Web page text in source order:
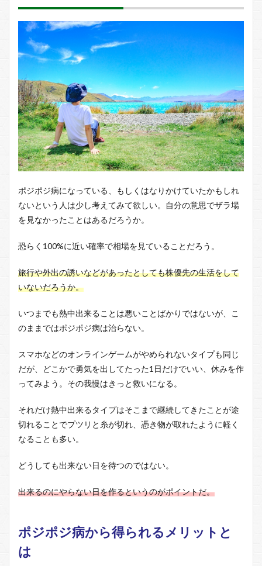
ポジポジ病になっている、もしくはなりかけていたかもしれ
ないという人は少し考えてみて欲しい。自分の意思でザラ場
を見なかったことはあるだろうか。
恐らく100%に近い確率で相場を見ていることだろう。
旅行や外出の誘いなどがあったとしても株優先の生活をして
いないだろうか。
いつまでも熱中出来ることは悪いことばかりではないが、こ
のままではポジポジ病は治らない。
スマホなどのオンラインゲームがやめられないタイプも同じ
だが、どこかで勇気を出してたった1日だけでいい、休みを作
ってみよう。その我慢はきっと救いになる。
それだけ熱中出来るタイプはそこまで継続してきたことが途
切れることでプツリと糸が切れ、憑き物が取れたように軽く
なることも多い。
どうしても出来ない日を待つのではない。
出来るのにやらない日を作るというのがポイントだ。
ポジポジ病から得られるメリットと
は